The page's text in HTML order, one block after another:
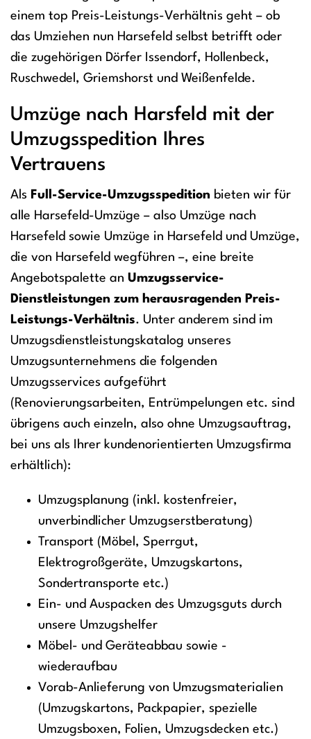
einem top Preis-Leistungs-Verhältnis geht – ob
das Umziehen nun Harsefeld selbst betrifft oder
die zugehörigen Dörfer Issendorf, Hollenbeck,
Ruschwedel, Griemshorst und Weißenfelde.
Umzüge nach Harsfeld mit der
Umzugsspedition Ihres
Vertrauens
Als Full-Service-Umzugsspedition bieten wir für
alle Harsefeld-Umzüge – also Umzüge nach
Harsefeld sowie Umzüge in Harsefeld und Umzüge,
die von Harsefeld wegführen –, eine breite
Angebotspalette an Umzugsservice-
Dienstleistungen zum herausragenden Preis-
Leistungs-Verhältnis. Unter anderem sind im
Umzugsdienstleistungskatalog unseres
Umzugsunternehmens die folgenden
Umzugsservices aufgeführt
(Renovierungsarbeiten, Entrümpelungen etc. sind
übrigens auch einzeln, also ohne Umzugsauftrag,
bei uns als Ihrer kundenorientierten Umzugsfirma
erhältlich):
Umzugsplanung (inkl. kostenfreier,
unverbindlicher Umzugserstberatung)
Transport (Möbel, Sperrgut,
Elektrogroßgeräte, Umzugskartons,
Sondertransporte etc.)
Ein- und Auspacken des Umzugsguts durch
unsere Umzugshelfer
Möbel- und Geräteabbau sowie -
wiederaufbau
Vorab-Anlieferung von Umzugsmaterialien
(Umzugskartons, Packpapier, spezielle
Umzugsboxen, Folien, Umzugsdecken etc.)